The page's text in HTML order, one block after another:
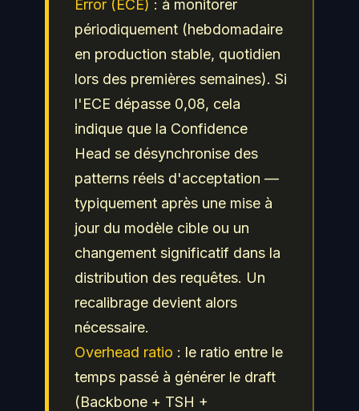
Error (ECE) : à monitorer
périodiquement (hebdomadaire
en production stable, quotidien
lors des premières semaines). Si
l'ECE dépasse 0,08, cela
indique que la Confidence
Head se désynchronise des
patterns réels d'acceptation —
typiquement après une mise à
jour du modèle cible ou un
changement significatif dans la
distribution des requêtes. Un
recalibrage devient alors
nécessaire.
Overhead ratio : le ratio entre le
temps passé à générer le draft
(Backbone + TSH +